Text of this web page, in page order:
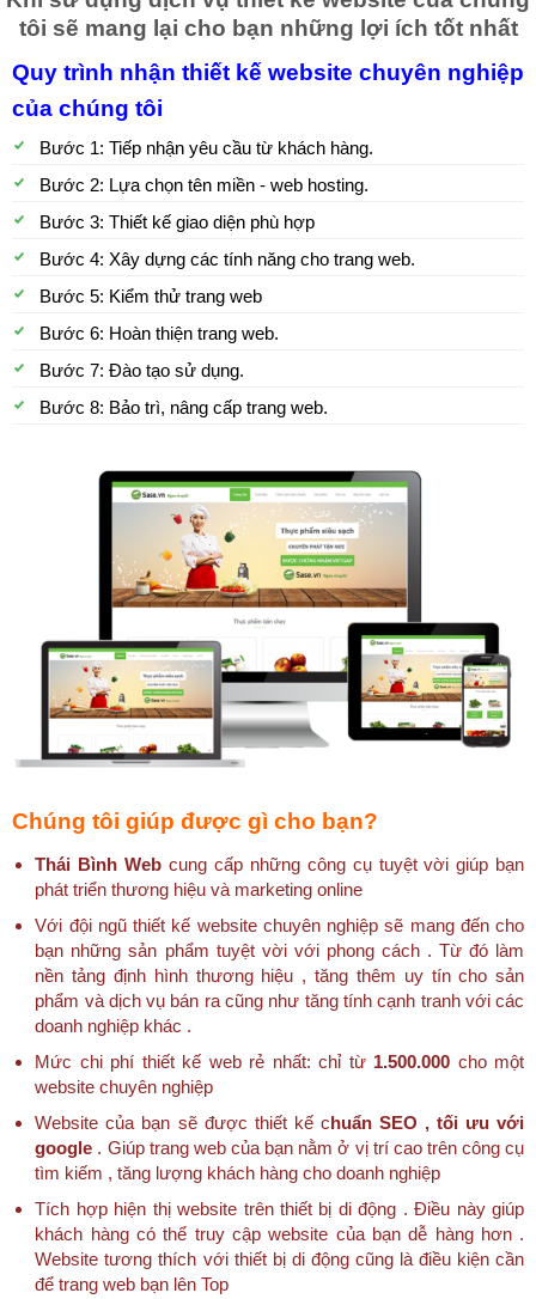
tôi sẽ mang lại cho bạn những lợi ích tốt nhất
Quy trình nhận thiết kế website chuyên nghiệp
của chúng tôi
Bước 1: Tiếp nhận yêu cầu từ khách hàng.
Bước 2: Lựa chọn tên miền - web hosting.
Bước 3: Thiết kế giao diện phù hợp
Bước 4: Xây dựng các tính năng cho trang web.
Bước 5: Kiểm thử trang web
Bước 6: Hoàn thiện trang web.
Bước 7: Đào tạo sử dụng.
Bước 8: Bảo trì, nâng cấp trang web.
Chúng tôi giúp được gì cho bạn?
Thái Bình Web cung cấp những công cụ tuyệt vời giúp bạn
phát triển thương hiệu và marketing online
Với đội ngũ thiết kế website chuyên nghiệp sẽ mang đến cho
bạn những sản phẩm tuyệt vời với phong cách . Từ đó làm
nền tảng định hình thương hiệu , tăng thêm uy tín cho sản
phẩm và dịch vụ bán ra cũng như tăng tính cạnh tranh với các
doanh nghiệp khác .
Mức chi phí thiết kế web rẻ nhất: chỉ từ 1.500.000 cho một
website chuyên nghiệp
Website của bạn sẽ được thiết kế chuẩn SEO , tối ưu với
google . Giúp trang web của bạn nằm ở vị trí cao trên công cụ
tìm kiếm , tăng lượng khách hàng cho doanh nghiệp
Tích hợp hiện thị website trên thiết bị di động . Điều này giúp
khách hàng có thể truy cập website của bạn dễ hàng hơn .
Website tương thích với thiết bị di động cũng là điều kiện cần
để trang web bạn lên Top